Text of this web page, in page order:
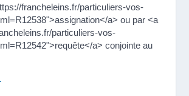
francheleins.fr/particuliers-vos-
a> ou par <a
particuliers-vos-
a> conjointe au